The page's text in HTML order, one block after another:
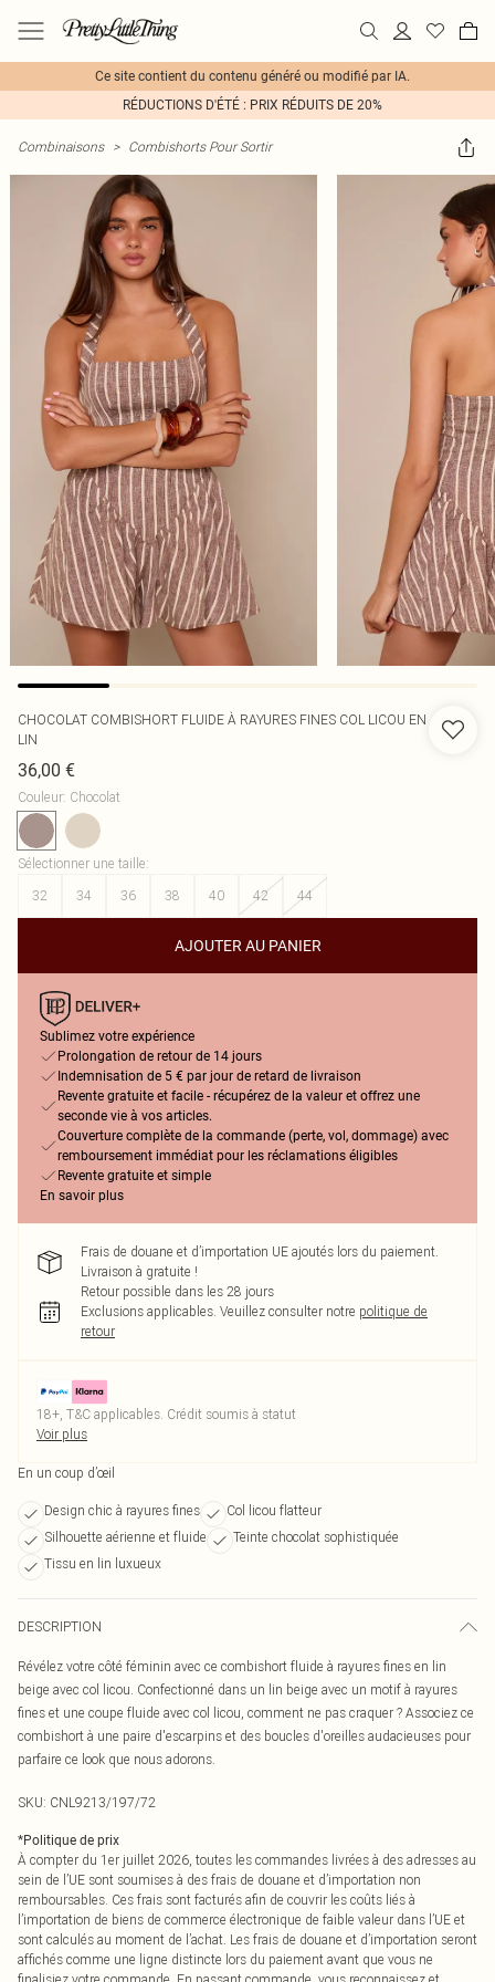
Ce site contient du contenu généré ou modifié par IA.
RÉDUCTIONS D'ÉTÉ : PRIX RÉDUITS DE 20%
Combinaisons > Combishorts Pour Sortir
CHOCOLAT COMBISHORT FLUIDE À RAYURES FINES COL LICOU EN
LIN
36,00 €
Couleur: Chocolat
Sélectionner une taille:
32
34 36 38 40 42 44
AJOUTER AU PANIER
Sublimez votre expérience
Prolongation de retour de 14 jours
Indemnisation de 5 € par jour de retard de livraison
Revente gratuite et facile - récupérez de la valeur et offrez une
seconde vie à vos articles.
Couverture complète de la commande (perte, vol, dommage) avec
remboursement immédiat pour les réclamations éligibles
Revente gratuite et simple
En savoir plus
Frais de douane et d’importation UE ajoutés lors du paiement.
Livraison à gratuite !
Retour possible dans les 28 jours
Exclusions applicables. Veuillez consulter notre politique de
retour
18+, T&C applicables. Crédit soumis à statut
Voir plus
En un coup d’œil
Design chic à rayures fines
Col licou flatteur
Silhouette aérienne et fluide
Teinte chocolat sophistiquée
Tissu en lin luxueux
DESCRIPTION
Révélez votre côté féminin avec ce combishort fluide à rayures fines en lin
beige avec col licou. Confectionné dans un lin beige avec un motif à rayures
fines et une coupe fluide avec col licou, comment ne pas craquer ? Associez ce
combishort à une paire d'escarpins et des boucles d'oreilles audacieuses pour
parfaire ce look que nous adorons.
SKU: CNL9213/197/72
*Politique de prix
À compter du 1er juillet 2026, toutes les commandes livrées à des adresses au
sein de l’UE sont soumises à des frais de douane et d’importation non
remboursables. Ces frais sont facturés afin de couvrir les coûts liés à
l’importation de biens de commerce électronique de faible valeur dans l’UE et
sont calculés au moment de l’achat. Les frais de douane et d’importation seront
affichés comme une ligne distincte lors du paiement avant que vous ne